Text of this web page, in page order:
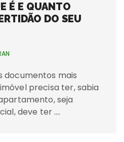
É E QUANTO
DO SEU
documentos mais
precisa ter, sabia
seja
deve ter ….